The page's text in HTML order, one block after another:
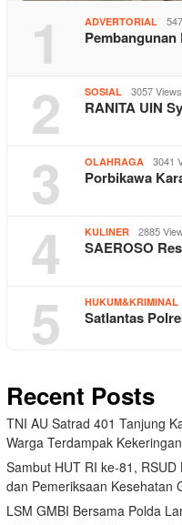
1 ADVERTORIAL
2 SOSIAL 3057 Views
RANITA UIN
3 OLAHRAGA 3041
Porbikawa
4 KULINER 2885
SAEROSO
5 HUKUM&KRIMINAL
Satlantas
Recent Posts
TNI AU Satrad 401 Tanjung
Warga Terdampak
Sambut HUT RI ke-81,
dan Pemeriksaan Kesehatan
LSM GMBI Bersama Polda